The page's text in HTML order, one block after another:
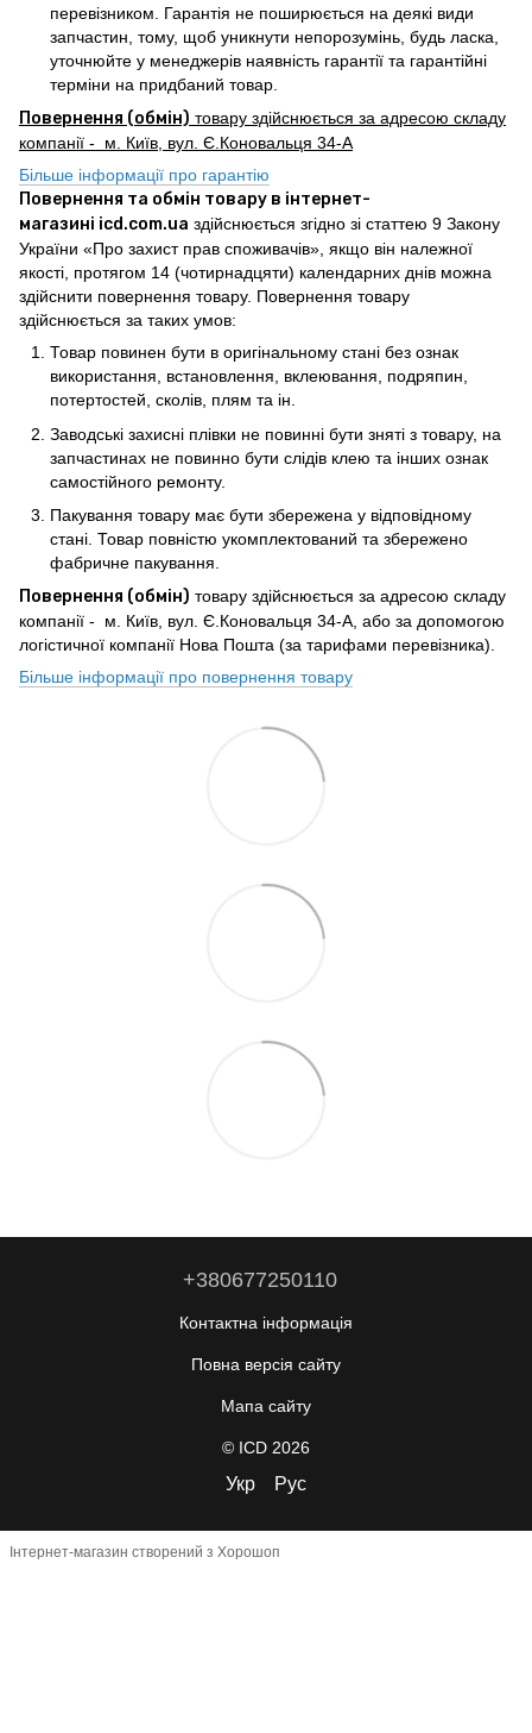
перевізником. Гарантія не поширюється на деякі види
запчастин, тому, щоб уникнути непорозумінь, будь ласка,
уточнюйте у менеджерів наявність гарантії та гарантійні
терміни на придбаний товар.
Повернення (обмін) товару здійснюється за адресою складу
компанії - м. Київ, вул. Є.Коновальця 34-А
Більше інформації про гарантію
Повернення та обмін товару в інтернет-
магазині icd.com.ua здійснюється згідно зі статтею 9 Закону
України «Про захист прав споживачів», якщо він належної
якості, протягом 14 (чотирнадцяти) календарних днів можна
здійснити повернення товару. Повернення товару
здійснюється за таких умов:
Товар повинен бути в оригінальному стані без ознак
використання, встановлення, вклеювання, подряпин,
потертостей, сколів, плям та ін.
Заводські захисні плівки не повинні бути зняті з товару, на
запчастинах не повинно бути слідів клею та інших ознак
самостійного ремонту.
Пакування товару має бути збережена у відповідному
стані. Товар повністю укомплектований та збережено
фабричне пакування.
Повернення (обмін) товару здійснюється за адресою складу
компанії - м. Київ, вул. Є.Коновальця 34-А, або за допомогою
логістичної компанії Нова Пошта (за тарифами перевізника).
Більше інформації про повернення товару
+380677250110
Контактна інформація
Повна версія сайту
Мапа сайту
© ICD 2026
Укр Рус
Інтернет-магазин створений з Хорошоп